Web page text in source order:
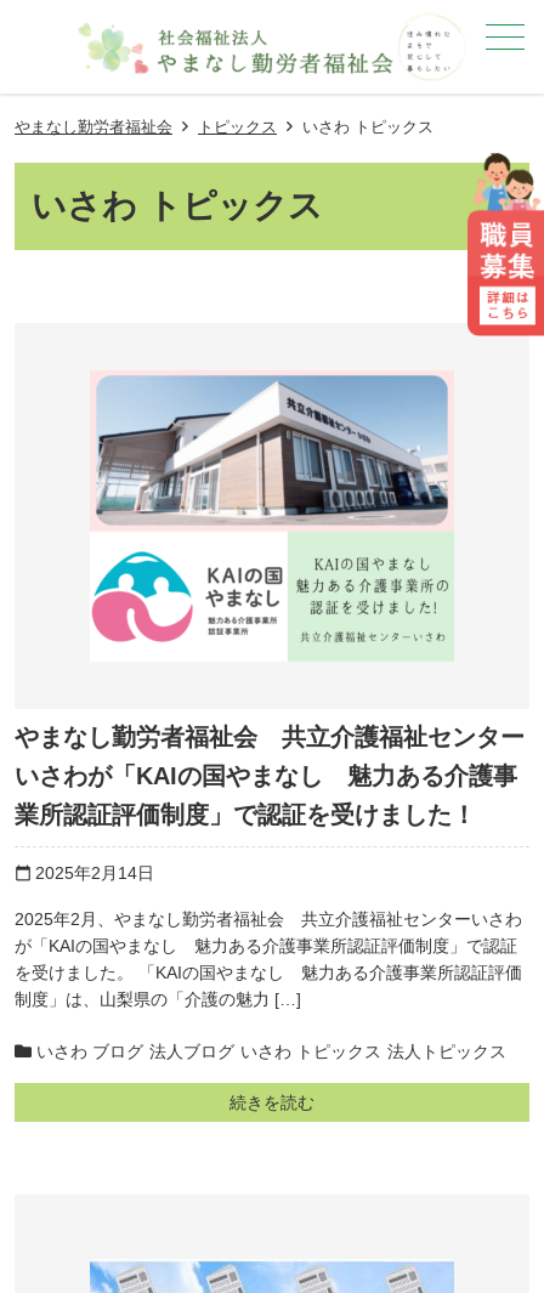
メニュー
やまなし勤労者福祉会 トピックス いさわ トピックス
いさわ トピックス
やまなし勤労者福祉会 共立介護福祉センター
いさわが「KAIの国やまなし 魅力ある介護事
業所認証評価制度」で認証を受けました！
calendar_today 2025年2月14日
2025年2月、やまなし勤労者福祉会 共立介護福祉センターいさわ
が「KAIの国やまなし 魅力ある介護事業所認証評価制度」で認証
を受けました。 「KAIの国やまなし 魅力ある介護事業所認証評価
制度」は、山梨県の「介護の魅力 […]
いさわ ブログ 法人ブログ いさわ トピックス 法人トピックス
続きを読む